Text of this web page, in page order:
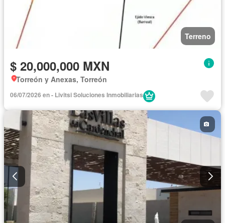
Terreno
$ 20,000,000 MXN
Torreón y Anexas, Torreón
06/07/2026 en - Livitsi Soluciones Inmobiliarias